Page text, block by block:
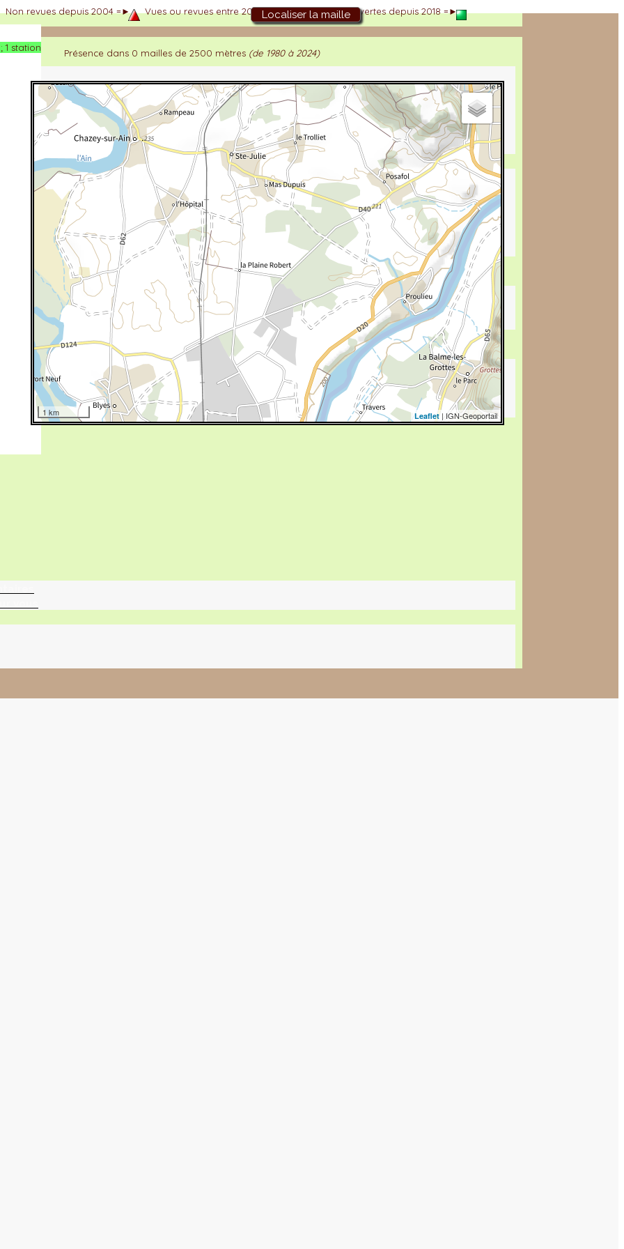
Alpes
et cotations UICN)
?
maille
Non revues depuis 2004 =► Vues ou revues entre 2004 et 2018 =► Découvertes depuis 2018 =►
Aucun hybride observé dans la maille 675/5080
1 station
1 km Leaflet| IGN-Geoportail
Localiser la maille
Présence dans 0 mailles de 2500 mètres (de 1980 à 2024)